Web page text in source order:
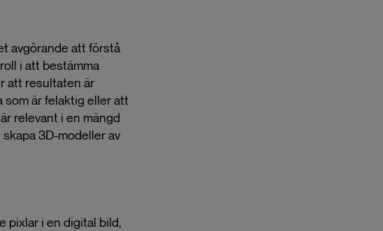
avgörande att förstå
i att bestämma
att resultaten är
som är felaktig eller att
relevant i en mängd
3D-modeller av
pixlar i en digital bild,